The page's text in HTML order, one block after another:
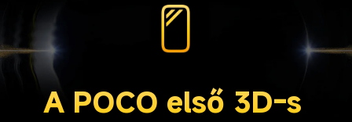
A POCO első 3D-s